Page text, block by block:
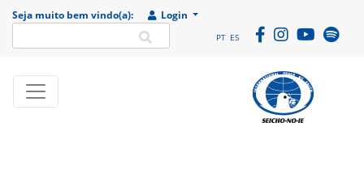
Seja muito bem vindo(a): Login
PT ES